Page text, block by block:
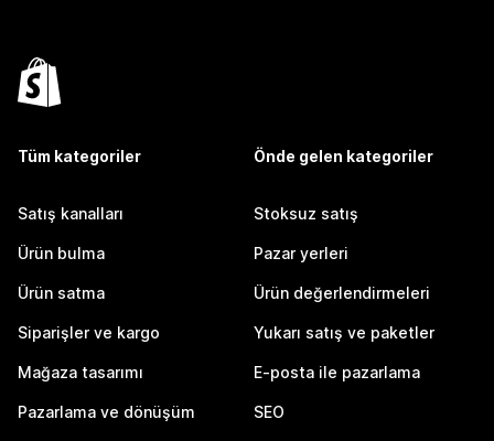
Tüm kategoriler
Satış kanalları
Ürün bulma
Ürün satma
Siparişler ve kargo
Mağaza tasarımı
Pazarlama ve dönüşüm
Önde gelen kategoriler
Stoksuz satış
Pazar yerleri
Ürün değerlendirmeleri
Yukarı satış ve paketler
E-posta ile pazarlama
SEO